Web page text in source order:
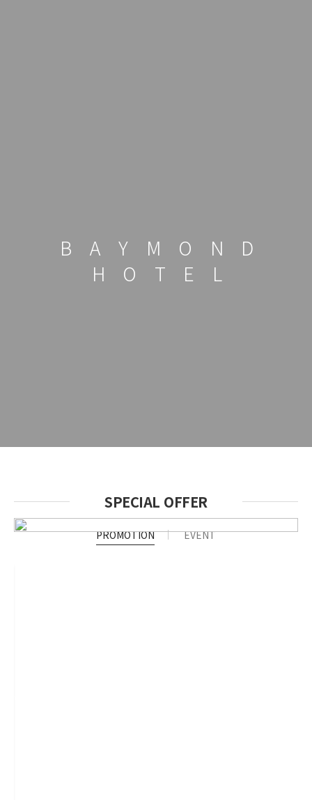
B A Y M O N
D
H
O T E L
SPECIAL OFFER
PROMOTION EVENT